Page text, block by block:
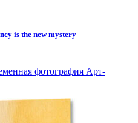
is the new mystery
фотография Арт-